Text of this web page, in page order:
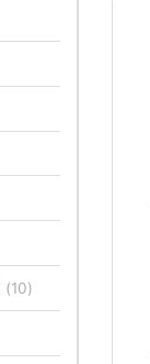
(10)